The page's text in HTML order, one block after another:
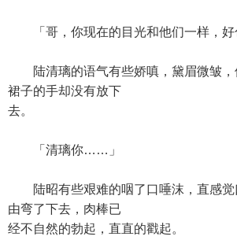
「哥，你现在的目光和他们一样，好
陆清璃的语气有些娇嗔，黛眉微皱，
裙子的手却没有放下
去。
「清璃你……」
陆昭有些艰难的咽了口唾沫，直感觉
由弯了下去，肉棒已
经不自然的勃起，直直的戳起。